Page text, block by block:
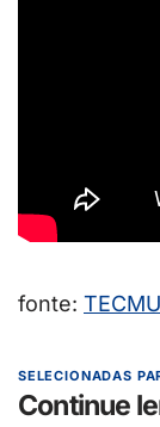
fonte:
SELECIONADAS
Continue